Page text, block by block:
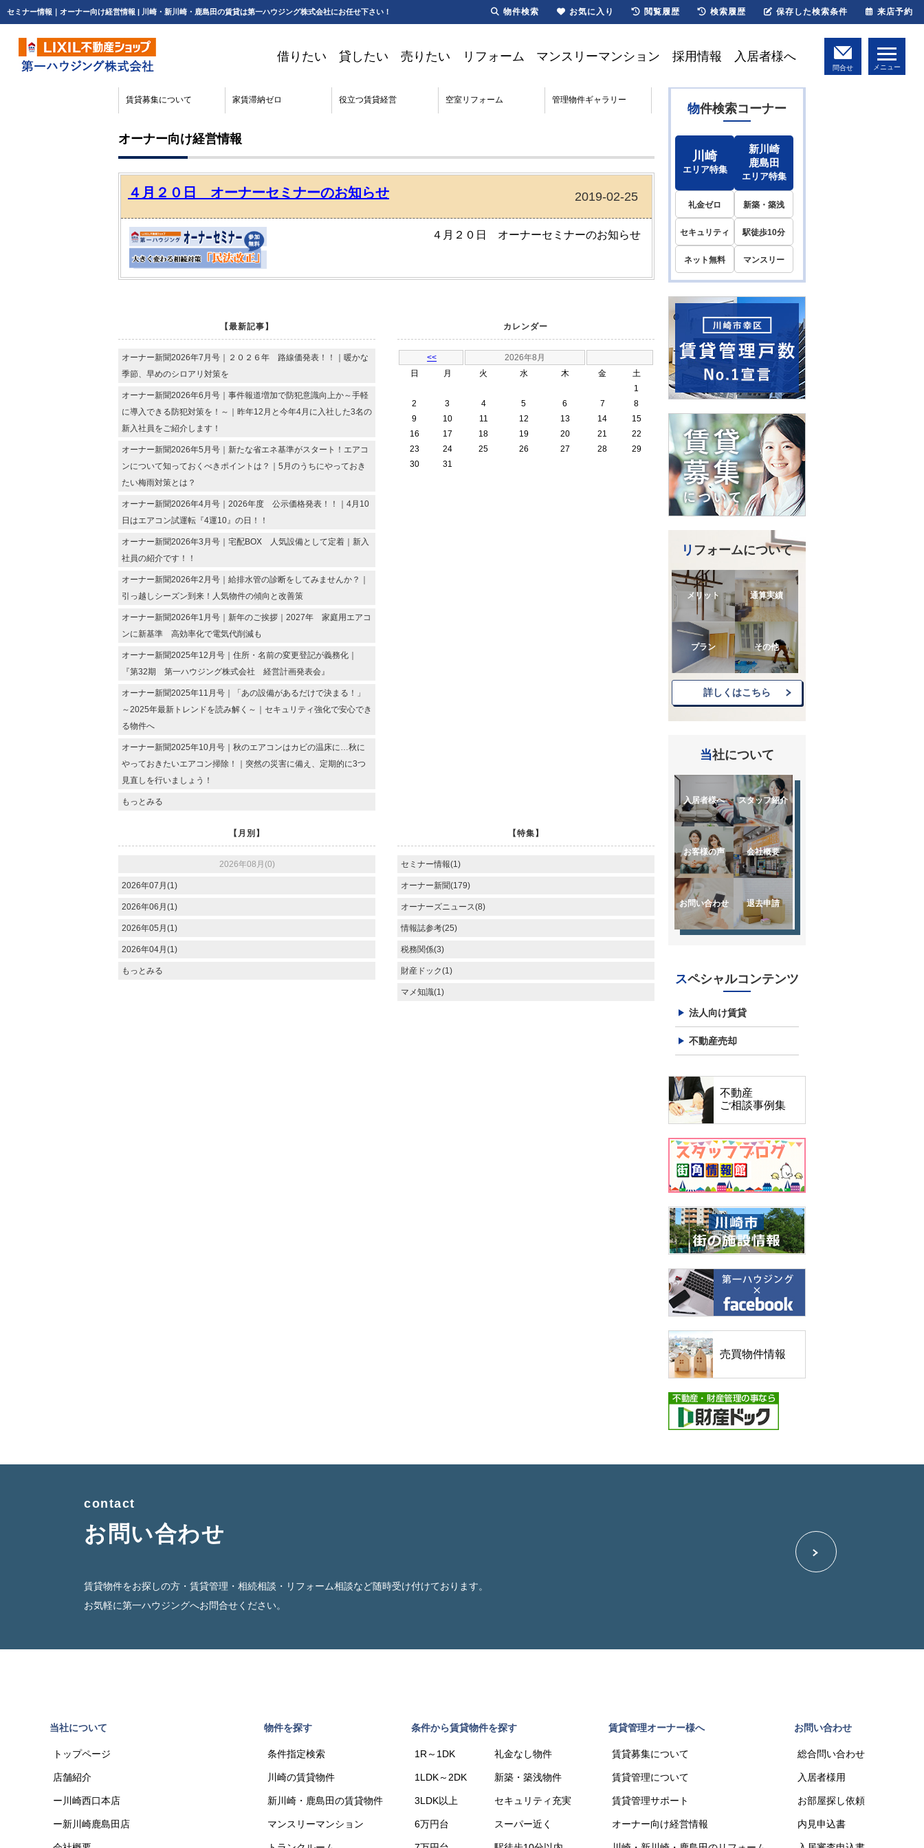
セミナー情報｜オーナー向け経営情報 | 川崎・新川崎・鹿島田の賃貸は第一ハウジング株式会社にお任せ下さい！
借りたい 貸したい 売りたい リフォーム マンスリーマンション 採用情報 入居者様へ
問合せ メニュー
賃貸募集について 家賃滞納ゼロ 役立つ賃貸経営 空室リフォーム 管理物件ギャラリー
オーナー向け経営情報
４月２０日 オーナーセミナーのお知らせ 2019-02-25
４月２０日 オーナーセミナーのお知らせ
【最新記事】
オーナー新聞2026年7月号｜２０２６年 路線価発表！！｜暖かな
季節、早めのシロアリ対策を
オーナー新聞2026年6月号｜事件報道増加で防犯意識向上か～手軽
に導入できる防犯対策を！～｜昨年12月と今年4月に入社した3名の
新入社員をご紹介します！
オーナー新聞2026年5月号｜新たな省エネ基準がスタート！エアコ
ンについて知っておくべきポイントは？｜5月のうちにやっておき
たい梅雨対策とは？
オーナー新聞2026年4月号｜2026年度 公示価格発表！！｜4月10
日はエアコン試運転『4運10』の日！！
オーナー新聞2026年3月号｜宅配BOX 人気設備として定着｜新入
社員の紹介です！！
オーナー新聞2026年2月号｜給排水管の診断をしてみませんか？｜
引っ越しシーズン到来！人気物件の傾向と改善策
オーナー新聞2026年1月号｜新年のご挨拶｜2027年 家庭用エアコ
ンに新基準 高効率化で電気代削減も
オーナー新聞2025年12月号｜住所・名前の変更登記が義務化｜
『第32期 第一ハウジング株式会社 経営計画発表会』
オーナー新聞2025年11月号｜「あの設備があるだけで決まる！」
～2025年最新トレンドを読み解く～｜セキュリティ強化で安心でき
る物件へ
オーナー新聞2025年10月号｜秋のエアコンはカビの温床に…秋に
やっておきたいエアコン掃除！｜突然の災害に備え、定期的に3つ
見直しを行いましょう！
もっとみる
カレンダー
<<
2026年8月
日
月 火 水 木 金
土
1
2
3 4 5 6 7
8
9
10 11 12 13 14
15
16
17 18 19 20 21
22
23
24 25 26 27 28
29
30
31
【月別】
2026年08月(0)
2026年07月(1)
2026年06月(1)
2026年05月(1)
2026年04月(1)
もっとみる
【特集】
セミナー情報(1)
オーナー新聞(179)
オーナーズニュース(8)
情報誌参考(25)
税務関係(3)
財産ドック(1)
マメ知識(1)
物件検索コーナー
川崎
エリア特集
新川崎
鹿島田
エリア特集
礼金ゼロ 新築・築浅
セキュリティ 駅徒歩10分
ネット無料 マンスリー
リフォームについて
メリット 通算実績
プラン その他
詳しくはこちら
当社について
入居者様へ スタッフ紹介
お客様の声 会社概要
お問い合わせ 退去申請
スペシャルコンテンツ
法人向け賃貸
不動産売却
不動産
ご相談事例集
売買物件情報
contact
お問い合わせ
賃貸物件をお探しの方・賃貸管理・相続相談・リフォーム相談など随時受け付けております。
お気軽に第一ハウジングへお問合せください。
当社について
トップページ
店舗紹介
ー川崎西口本店
ー新川崎鹿島田店
物件を探す
条件指定検索
川崎の賃貸物件
新川崎・鹿島田の賃貸物件
マンスリーマンション
条件から賃貸物件を探す
1R～1DK
1LDK～2DK
3LDK以上
6万円台
礼金なし物件
新築・築浅物件
セキュリティ充実
スーパー近く
賃貸管理オーナー様へ
賃貸募集について
賃貸管理について
賃貸管理サポート
オーナー向け経営情報
お問い合わせ
総合問い合わせ
入居者様用
お部屋探し依頼
内見申込書
物件検索 お気に入り 閲覧履歴 検索履歴 保存した検索条件 来店予約